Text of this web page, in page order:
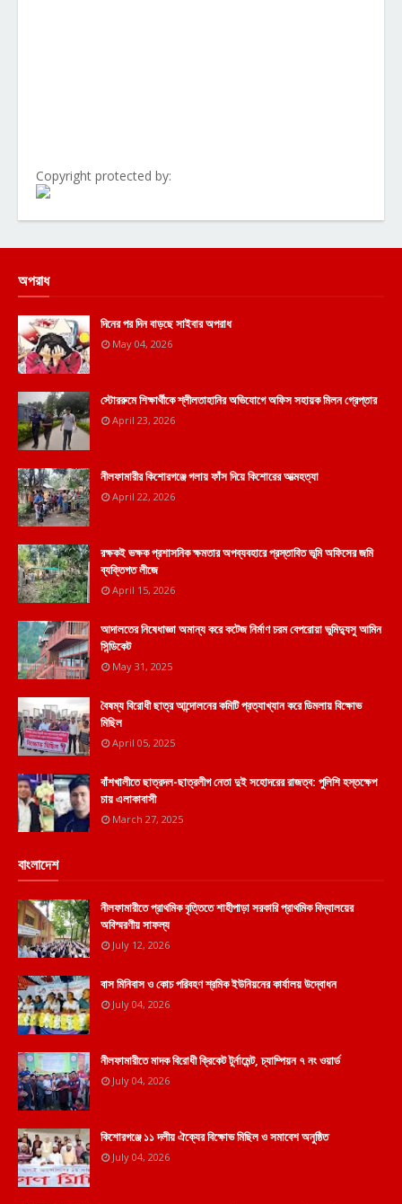
Copyright protected by:
অপরাধ
দিনের পর দিন বাড়ছে সাইবার অপরাধ
May 04, 2026
স্টোররুমে শিক্ষার্থীকে শ্লীলতাহানির অভিযোগে অফিস সহায়ক মিলন গ্রেপ্তার
April 23, 2026
নীলফামারীর কিশোরগঞ্জে গলায় ফাঁস দিয়ে কিশোরের আত্মহত্যা
April 22, 2026
রক্ষকই ভক্ষক প্রশাসনিক ক্ষমতার অপব্যবহারে প্রস্তাবিত ভূমি অফিসের জমি
ব্যক্তিগত লীজে
April 15, 2026
আদালতের নিষেধাজ্ঞা অমান্য করে কটেজ নির্মাণ চরম বেপরোয়া ভুমিদ্যুসু আমিন
সিন্ডিকেট
May 31, 2025
বৈষম্য বিরোধী ছাত্র আন্দোলনের কমিটি প্রত্যাখ্যান করে ডিমলায় বিক্ষোভ
মিছিল
April 05, 2025
বাঁশখালীতে ছাত্রদল-ছাত্রলীগ নেতা দুই সহোদরের রাজত্ব: পুলিশি হস্তক্ষেপ
চায় এলাকাবাসী
March 27, 2025
বাংলাদেশ
নীলফামারীতে প্রাথমিক বৃত্তিতে শাহীপাড়া সরকারি প্রাথমিক বিদ্যালয়ের
অবিস্মরণীয় সাফল্য
July 12, 2026
বাস মিনিবাস ও কোচ পরিবহণ শ্রমিক ইউনিয়নের কার্যালয় উদ্বোধন
July 04, 2026
নীলফামারীতে মাদক বিরোধী ক্রিকেট টুর্নামেন্ট, চ্যাম্পিয়ন ৭ নং ওয়ার্ড
July 04, 2026
কিশোরগঞ্জে ১১ দলীয় ঐক্যের বিক্ষোভ মিছিল ও সমাবেশ অনুষ্ঠিত
July 04, 2026